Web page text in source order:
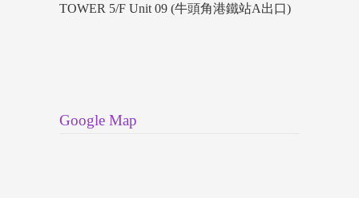
TOWER 5/F Unit 09 (牛頭角港鐵站A出口)
Google Map